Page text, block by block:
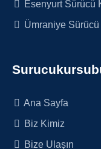
Esenyurt Sürücü
Ümraniye Sürücü
Ana Sayfa
Biz Kimiz
Bize Ulaşın